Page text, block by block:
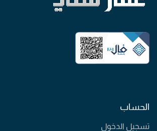
الحساب
تسجيل الدخول